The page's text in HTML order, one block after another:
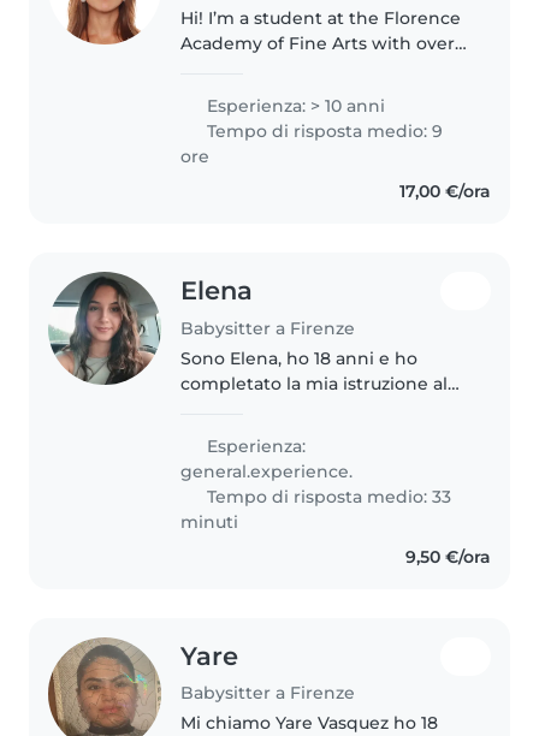
Hi! I’m a student at the Florence
Academy of Fine Arts with over
children of all ages for high-
profile families in California. I
love creating a safe,..
Esperienza: > 10 anni
Tempo di risposta medio: 9
ore
17,00 €/ora
Elena
Babysitter a Firenze
Sono Elena, ho 18 anni e ho
completato la mia istruzione al
davvero tanto, infatti faccio
l'animatrice da 3 anni al campo..
Esperienza:
general.experience.
Tempo di risposta medio: 33
minuti
9,50 €/ora
Yare
Babysitter a Firenze
Mi chiamo Yare Vasquez ho 18